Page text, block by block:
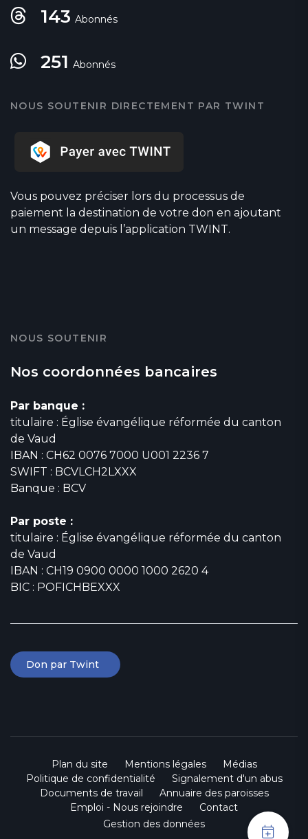
143 Abonnés
251 Abonnés
NOUS SOUTENIR DIRECTEMENT PAR TWINT
Vous pouvez préciser lors du processus de
paiement la destination de votre don en ajoutant
un message depuis l’application TWINT.
NOUS SOUTENIR
Nos coordonnées bancaires
Par banque :
titulaire : Église évangélique réformée du canton
de Vaud
IBAN : CH62 0076 7000 U001 2236 7
SWIFT : BCVLCH2LXXX
Banque : BCV
Par poste :
titulaire : Église évangélique réformée du canton
de Vaud
IBAN : CH19 0900 0000 1000 2620 4
BIC : POFICHBEXXX
Don par Twint
Plan du site Mentions légales
Médias
Politique de confidentialité
Signalement d'un abus
Documents de travail
Annuaire des paroisses
Emploi - Nous rejoindre
Contact
Gestion des données